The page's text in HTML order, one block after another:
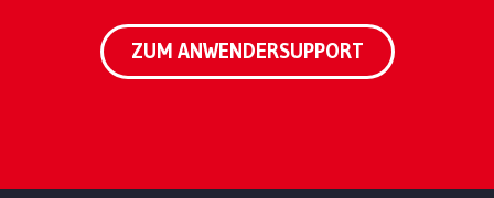
ZUM ANWENDERSUPPORT